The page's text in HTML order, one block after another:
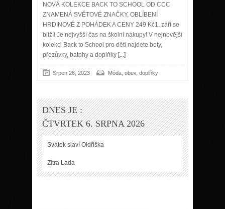
NOVÁ KOLEKCE BACK TO SCHOOL OD CCC
ZNAMENÁ SVĚTOVÉ ZNAČKY, OBLÍBENÍ
HRDINOVÉ Z POHÁDEK A CENY 249 Kč1. září se
blíží! Je nejvyšší čas na školní nákupy! V nejnovější
kolekci Back to School pro děti najdete boty,
přezůvky, batohy a doplňky [...]
Srpen 26, 2023 Móda, obuv, doplňky
DNES JE :
ČTVRTEK 6. SRPNA 2026
Svátek slaví Oldřiška
Zítra Lada